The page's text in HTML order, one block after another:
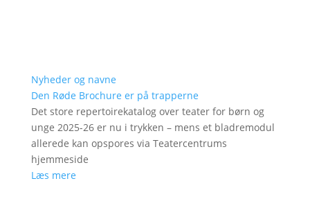
Nyheder og navne
Den Røde Brochure er på trapperne
Det store repertoirekatalog over teater for børn og
unge 2025-26 er nu i trykken – mens et bladremodul
allerede kan opspores via Teatercentrums
hjemmeside
Læs mere